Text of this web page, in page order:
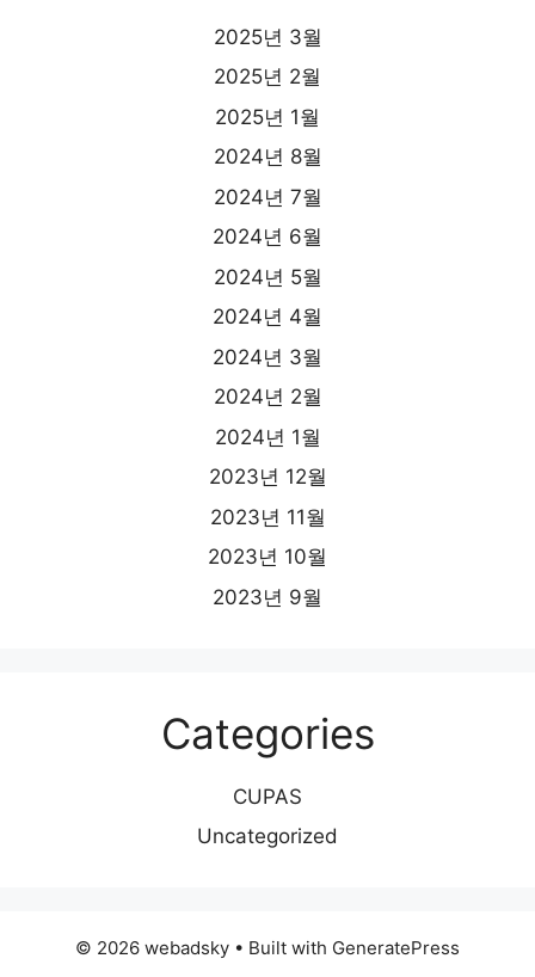
2025년 3월
2025년 2월
2025년 1월
2024년 8월
2024년 7월
2024년 6월
2024년 5월
2024년 4월
2024년 3월
2024년 2월
2024년 1월
2023년 12월
2023년 11월
2023년 10월
2023년 9월
Categories
CUPAS
Uncategorized
© 2026 webadsky • Built with GeneratePress